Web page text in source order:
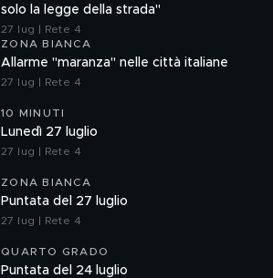
solo la legge della strada"
27 lug | Rete 4
ZONA BIANCA
Allarme "maranza" nelle città italiane
27 lug | Rete 4
10 MINUTI
Lunedì 27 luglio
27 lug | Rete 4
ZONA BIANCA
Puntata del 27 luglio
27 lug | Rete 4
QUARTO GRADO
Puntata del 24 luglio